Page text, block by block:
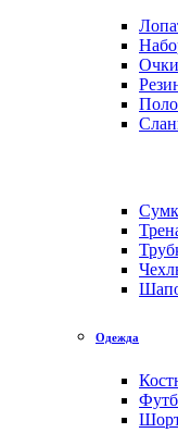
Очки
Одежда